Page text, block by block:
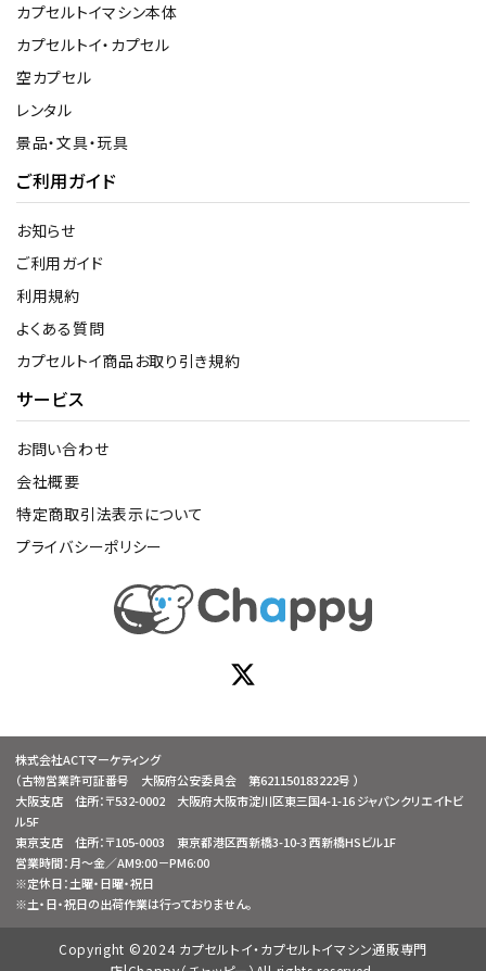
カプセルトイマシン本体
カプセルトイ・カプセル
空カプセル
レンタル
景品・文具・玩具
ご利用ガイド
お知らせ
ご利用ガイド
利用規約
よくある質問
カプセルトイ商品お取り引き規約
サービス
お問い合わせ
会社概要
特定商取引法表示について
プライバシーポリシー
株式会社ACTマーケティング
（古物営業許可証番号 大阪府公安委員会 第621150183222号 ）
大阪支店 住所：〒532-0002 大阪府大阪市淀川区東三国4-1-16 ジャパンクリエイトビ
ル5F
東京支店 住所：〒105-0003 東京都港区西新橋3-10-3 西新橋HSビル1F
営業時間：月～金／AM9:00－PM6:00
※定休日：土曜・日曜・祝日
※土・日・祝日の出荷作業は行っておりません。
Copyright ©2024 カプセルトイ・カプセルトイマシン通販専門